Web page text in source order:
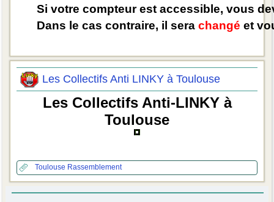
Si votre compteur est accessible, vous
Dans le cas contraire, il serachangé et
Les Collectifs Anti LINKY à Toulouse
Les Collectifs Anti-LINKY à
Toulouse
Toulouse Rassemblement